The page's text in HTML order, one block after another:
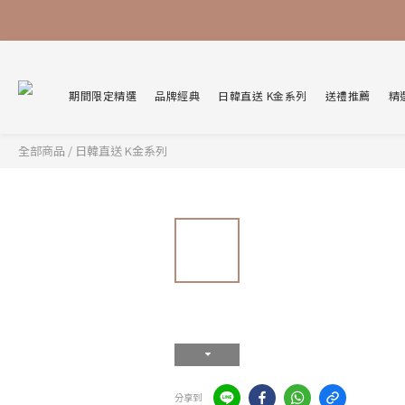
期間限定精選 品牌經典 日韓直送 K金系列 送禮推薦 精
全部商品 / 日韓直送 K金系列
分享到